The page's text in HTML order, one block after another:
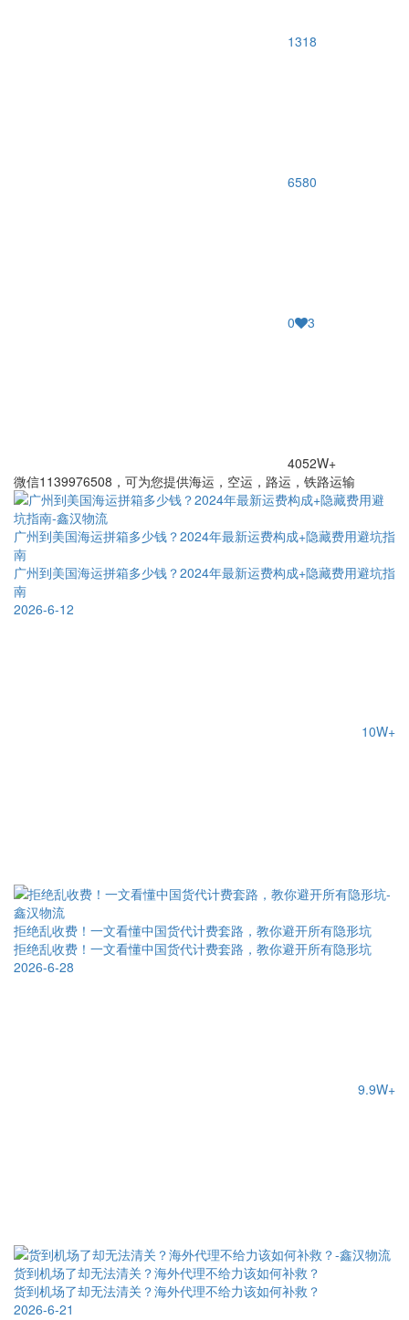
1318
6580
0 3
4052W+
微信1139976508，可为您提供海运，空运，路运，铁路运输
广州到美国海运拼箱多少钱？2024年最新运费构成+隐藏费用避坑指
南
广州到美国海运拼箱多少钱？2024年最新运费构成+隐藏费用避坑指
南
2026-6-12
10W+
拒绝乱收费！一文看懂中国货代计费套路，教你避开所有隐形坑
拒绝乱收费！一文看懂中国货代计费套路，教你避开所有隐形坑
2026-6-28
9.9W+
货到机场了却无法清关？海外代理不给力该如何补救？
货到机场了却无法清关？海外代理不给力该如何补救？
2026-6-21